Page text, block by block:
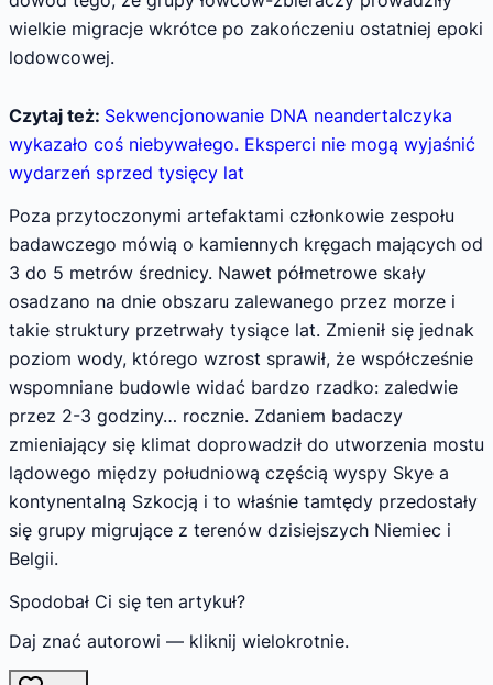
wielkie migracje wkrótce po zakończeniu ostatniej epoki
lodowcowej.
Czytaj też: Sekwencjonowanie DNA neandertalczyka
wykazało coś niebywałego. Eksperci nie mogą wyjaśnić
wydarzeń sprzed tysięcy lat
Poza przytoczonymi artefaktami członkowie zespołu
badawczego mówią o kamiennych kręgach mających od
3 do 5 metrów średnicy. Nawet półmetrowe skały
osadzano na dnie obszaru zalewanego przez morze i
takie struktury przetrwały tysiące lat. Zmienił się jednak
poziom wody, którego wzrost sprawił, że współcześnie
wspomniane budowle widać bardzo rzadko: zaledwie
przez 2-3 godziny… rocznie. Zdaniem badaczy
zmieniający się klimat doprowadził do utworzenia mostu
lądowego między południową częścią wyspy Skye a
kontynentalną Szkocją i to właśnie tamtędy przedostały
się grupy migrujące z terenów dzisiejszych Niemiec i
Belgii.
Spodobał Ci się ten artykuł?
Daj znać autorowi — kliknij wielokrotnie.